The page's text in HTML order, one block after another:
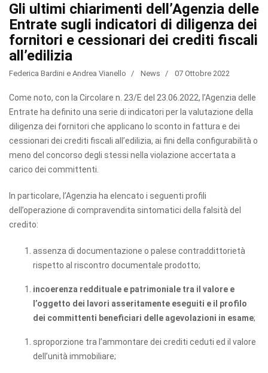
Gli ultimi chiarimenti dell’Agenzia delle
Entrate sugli indicatori di diligenza dei
fornitori e cessionari dei crediti fiscali
all’edilizia
Federica Bardini e Andrea Vianello News 07 Ottobre 2022
Come noto, con la Circolare n. 23/E del 23.06.2022, l’Agenzia delle
Entrate ha definito una serie di indicatori per la valutazione della
diligenza dei fornitori che applicano lo sconto in fattura e dei
cessionari dei crediti fiscali all’edilizia, ai fini della configurabilità o
meno del concorso degli stessi nella violazione accertata a
carico dei committenti.
In particolare, l’Agenzia ha elencato i seguenti profili
dell’operazione di compravendita sintomatici della falsità del
credito:
assenza di documentazione o palese contraddittorietà
rispetto al riscontro documentale prodotto;
incoerenza reddituale e patrimoniale tra il valore e
l’oggetto dei lavori asseritamente eseguiti e il profilo
dei committenti beneficiari delle agevolazioni in esame;
sproporzione tra l’ammontare dei crediti ceduti ed il valore
dell’unità immobiliare;